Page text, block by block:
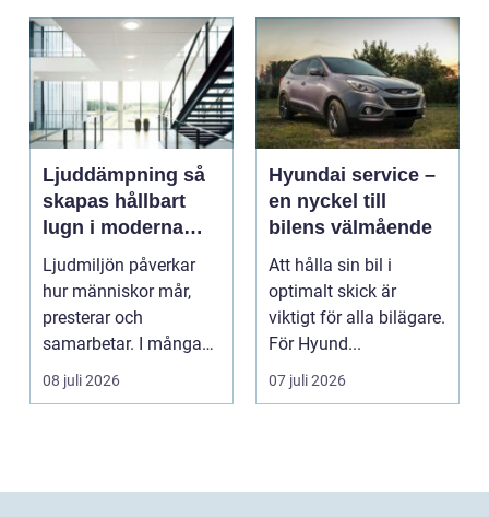
Ljuddämpning så
skapas hållbart
lugn i moderna
lokaler
Ljudmiljön påverkar
hur människor mår,
presterar och
samarbetar. I många
kontor, skolor och
offentli...
08 juli 2026
Hyundai service –
en nyckel till
bilens välmående
Att hålla sin bil i
optimalt skick är
viktigt för alla bilägare.
För Hyund...
07 juli 2026